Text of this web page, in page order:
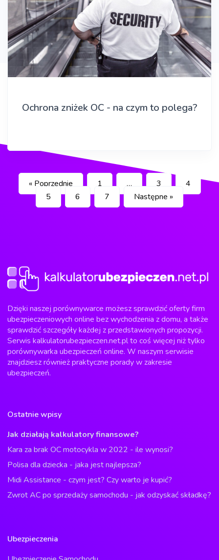
Ochrona zniżek OC - na czym to polega?
« Poprzednie 1 … 3
4
5
6 7 Następne »
Dzięki naszej porównywarce możesz sprawdzić oferty firm
ubezpieczeniowych online bez wychodzenia z domu, a także
sprawdzić szczegóły każdej z przedstawionych propozycji.
Serwis kalkulatorubezpieczen.net.pl to coś więcej niż tylko
porównywarka ubezpieczeń online. W naszym serwisie
znajdziesz również praktyczne porady w zakresie
ubezpieczeń.
Ostatnie wpisy
Jak działają kalkulatory finansowe?
Kara za brak OC motocykla w 2022 - ile wynosi?
Polisa dla dziecka - jaka jest najlepsza?
Midi Assistance - czym jest? Czy warto je kupić?
Zwrot AC po sprzedaży samochodu - jak odzyskać składkę?
Ubezpieczenia